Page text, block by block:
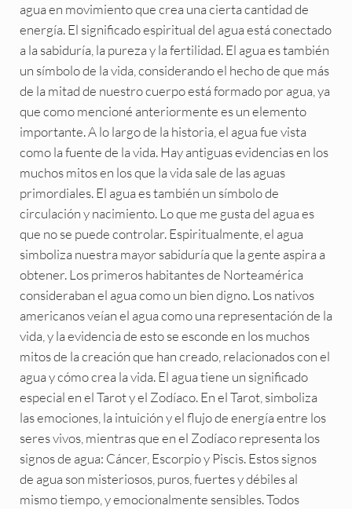
agua en movimiento que crea una cierta cantidad de
energía. El significado espiritual del agua está conectado
a la sabiduría, la pureza y la fertilidad. El agua es también
un símbolo de la vida, considerando el hecho de que más
de la mitad de nuestro cuerpo está formado por agua, ya
que como mencioné anteriormente es un elemento
importante. A lo largo de la historia, el agua fue vista
como la fuente de la vida. Hay antiguas evidencias en los
muchos mitos en los que la vida sale de las aguas
primordiales. El agua es también un símbolo de
circulación y nacimiento. Lo que me gusta del agua es
que no se puede controlar. Espiritualmente, el agua
simboliza nuestra mayor sabiduría que la gente aspira a
obtener. Los primeros habitantes de Norteamérica
consideraban el agua como un bien digno. Los nativos
americanos veían el agua como una representación de la
vida, y la evidencia de esto se esconde en los muchos
mitos de la creación que han creado, relacionados con el
agua y cómo crea la vida. El agua tiene un significado
especial en el Tarot y el Zodíaco. En el Tarot, simboliza
las emociones, la intuición y el flujo de energía entre los
seres vivos, mientras que en el Zodíaco representa los
signos de agua: Cáncer, Escorpio y Piscis. Estos signos
de agua son misteriosos, puros, fuertes y débiles al
mismo tiempo, y emocionalmente sensibles. Todos